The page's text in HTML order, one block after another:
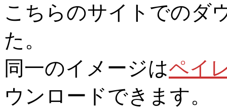
こちらのサイトでのダ
た。
同一のイメージはペイ
ウンロードできます。